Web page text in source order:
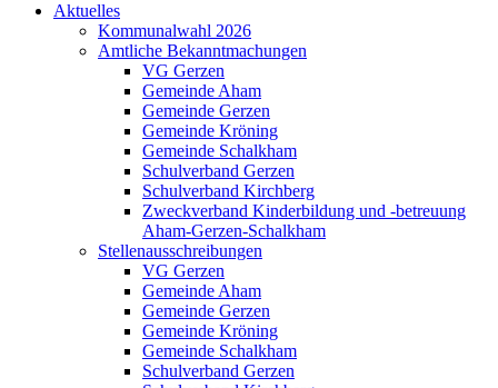
Aktuelles
Kommunalwahl 2026
Amtliche Bekanntmachungen
VG Gerzen
Gemeinde Aham
Gemeinde Gerzen
Gemeinde Kröning
Gemeinde Schalkham
Schulverband Gerzen
Schulverband Kirchberg
Zweckverband Kinderbildung und -betreuung
Aham-Gerzen-Schalkham
Stellenausschreibungen
VG Gerzen
Gemeinde Aham
Gemeinde Gerzen
Gemeinde Kröning
Gemeinde Schalkham
Schulverband Gerzen